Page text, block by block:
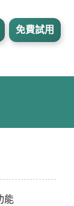
免費試用
能